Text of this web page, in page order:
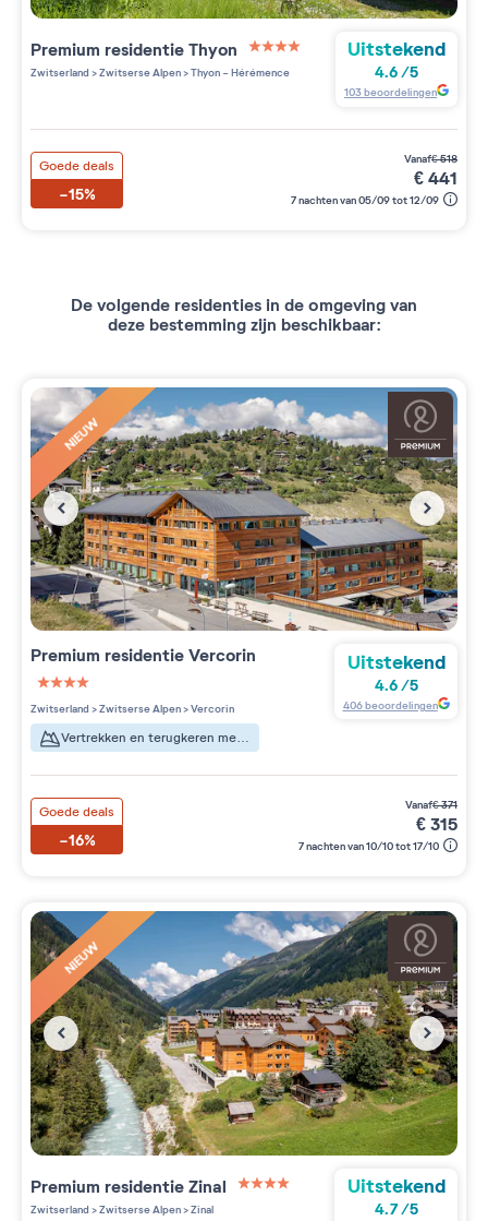
Premium residentieThyon
4 étoiles sur 5
Zwitserland>Zwitserse Alpen>Thyon - Hérémence
Uitstekend
4.6/5
103beoordelingen
Goede deals
-15%
vanaf€518
€441
7 nachten van 05/09 tot 12/09
De volgende residenties in de omgeving van
deze bestemming zijn beschikbaar:
NIEUW
Premium residentieVercorin
4 étoiles sur 5
Zwitserland>Zwitserse Alpen>Vercorin
Vertrekken en terugkeren met ski's aan de voeten
Uitstekend
4.6 /5
406beoordelingen
Goede deals
-16%
vanaf€371
€315
7 nachten van 10/10 tot 17/10
NIEUW
Premium residentieZinal
Zwitserland>Zwitserse Alpen>Zinal
Uitstekend
4.7/5